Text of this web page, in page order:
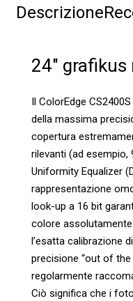
Descrizione
24″
Il ColorEdge
della massima
copertura
rilevanti (ad esempio,
Uniformity Equalizer
rappresentazione
look-up a 16 bit
colore
l’esatta calibrazione
precisione “out of the
regolarmente
Ciò significa che i